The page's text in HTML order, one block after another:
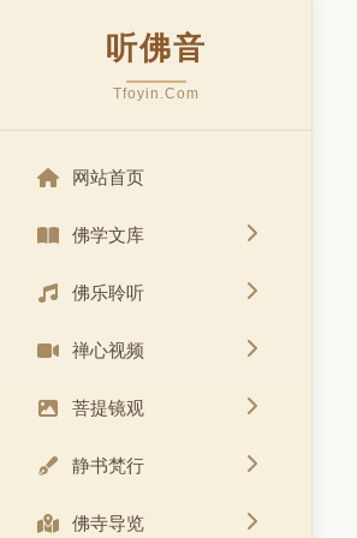
听佛音
Tfoyin.Com
网站首页
佛学文库
佛乐聆听
禅心视频
菩提镜观
静书梵行
佛寺导览